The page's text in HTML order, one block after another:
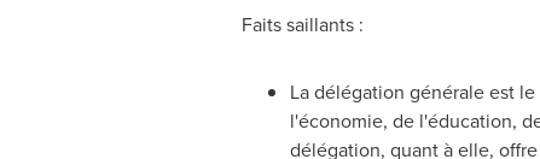
Faits saillants :
La délégation générale est
l'économie, de l'éducation,
délégation, quant à elle,